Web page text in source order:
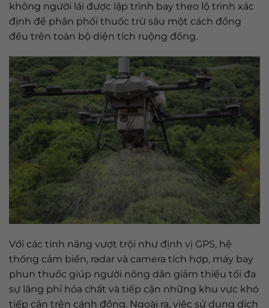
không người lái được lập trình bay theo lộ trình xác
định để phân phối thuốc trừ sâu một cách đồng
đều trên toàn bộ diện tích ruộng đồng.
Với các tính năng vượt trội như định vị GPS, hệ
thống cảm biến, radar và camera tích hợp, máy bay
phun thuốc giúp người nông dân giảm thiểu tối đa
sự lãng phí hóa chất và tiếp cận những khu vực khó
tiếp cận trên cánh đồng. Ngoài ra, việc sử dụng dịch